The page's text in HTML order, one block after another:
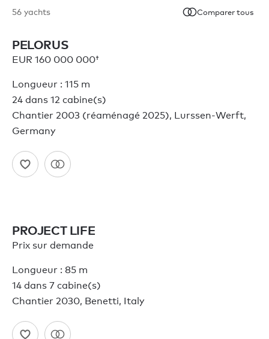
56 yachts Comparer tous
PELORUS
EUR 160 000 000†
Longueur : 115 m
24 dans 12 cabine(s)
Chantier 2003 (réaménagé 2025), Lurssen-Werft,
Germany
PROJECT LIFE
Prix sur demande
Longueur : 85 m
14 dans 7 cabine(s)
Chantier 2030, Benetti, Italy